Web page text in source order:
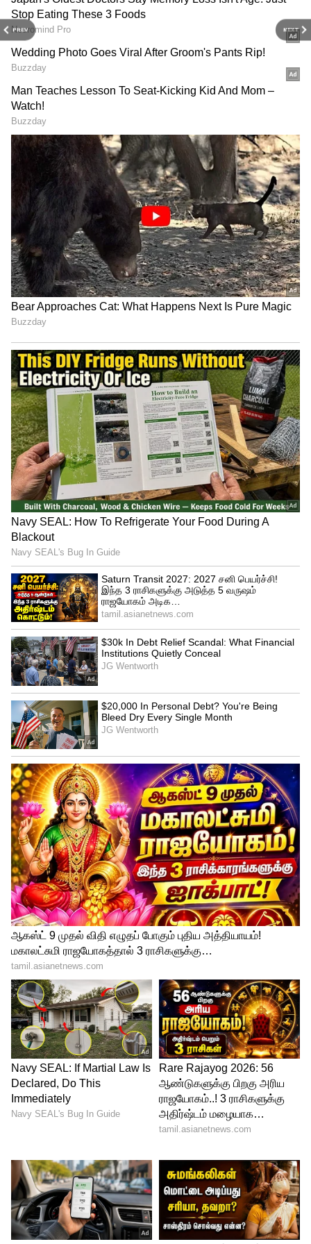
PREV NEXT
Iravin Nizhal
வரலட்சுமி சரத்குமார், ரோபோ சங்கர்,
பிரியங்கா ரூத்,பிரிகிடா சாகா
உள்ளிட்டோர் முக்கிய வேடத்தில் நடிக்கும்
இந்த படம் சுயதீன திரில்லர் திரைப்படம்
என்று கூறப்படுகிறது. நாயகன் தனது
வாழ்வில் நடந்த இன்னல்கள் குறித்து
சித்தரிப்பதாக இந்த படம் உருவாகியுள்ளது.
மேலும் செய்திகளுக்கு..ஸ்டைல் வாக்
போட்ட விஜய்..வாரிசு சூட்டிங் ஸ்பாட்
காவல்துறையிடம் இருந்து தப்பிக்க
முயற்சிக்கும் கதாநாயகன் முதலில் ஒரு
போலி சாமியாரின் ஆசிரமம் மற்றும்
பழடைந்த மண்டபத்தில் தஞ்சம்
அடைகிறார். அந்த மண்டபத்தில் இருந்தபடி
தன் வாழ்வில் நடந்தவற்றை சிந்திக்கும்
கதைகளத்தை இந்த படம் கொண்டுள்ளது.
கிட்டத்தட்ட 70 ஏக்கர் நிலப்பரப்பில் 56க்கும்
மேற்பட்ட செட்கள் அமைக்கப்பட்டு ஒரே
நேரத்தில் இந்த படப்பிடிப்பு
நடத்தப்பட்டுள்ளது. 90 நாட்கள்
ஒத்திவைக்கப் பிறகு உருவாகியுள்ளது
இரவின் நிழல்.
3
3
Iravin Nizhal
ரசிகர்களால் தற்போது கொண்டாடப்பட்டு
உருவாகி கடந்த ஜூலை 15ஆம் தேதி
திரையரங்குகளில் வெளியிடப்பட்டது.
இதற்கிடையே நாயகி பிரிகிடாவின் பேட்டி
சர்ச்சையை உண்டாக்கியது. பின்னர்